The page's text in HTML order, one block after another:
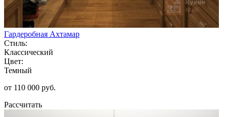
Гардеробная Ахтамар
Стиль:
Классический
Цвет:
Темный
от 110 000 руб.
Рассчитать